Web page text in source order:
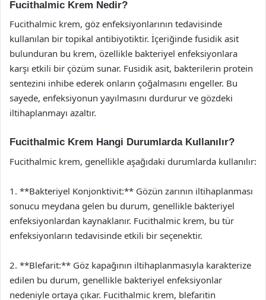
Fucithalmic Krem Nedir?
Fucithalmic krem, göz enfeksiyonlarının tedavisinde
kullanılan bir topikal antibiyotiktir. İçeriğinde fusidik asit
bulunduran bu krem, özellikle bakteriyel enfeksiyonlara
karşı etkili bir çözüm sunar. Fusidik asit, bakterilerin protein
sentezini inhibe ederek onların çoğalmasını engeller. Bu
sayede, enfeksiyonun yayılmasını durdurur ve gözdeki
iltihaplanmayı azaltır.
Fucithalmic Krem Hangi Durumlarda Kullanılır?
Fucithalmic krem, genellikle aşağıdaki durumlarda kullanılır:
1. **Bakteriyel Konjonktivit:** Gözün zarının iltihaplanması
sonucu meydana gelen bu durum, genellikle bakteriyel
enfeksiyonlardan kaynaklanır. Fucithalmic krem, bu tür
enfeksiyonların tedavisinde etkili bir seçenektir.
2. **Blefarit:** Göz kapağının iltihaplanmasıyla karakterize
edilen bu durum, genellikle bakteriyel enfeksiyonlar
nedeniyle ortaya çıkar. Fucithalmic krem, blefaritin